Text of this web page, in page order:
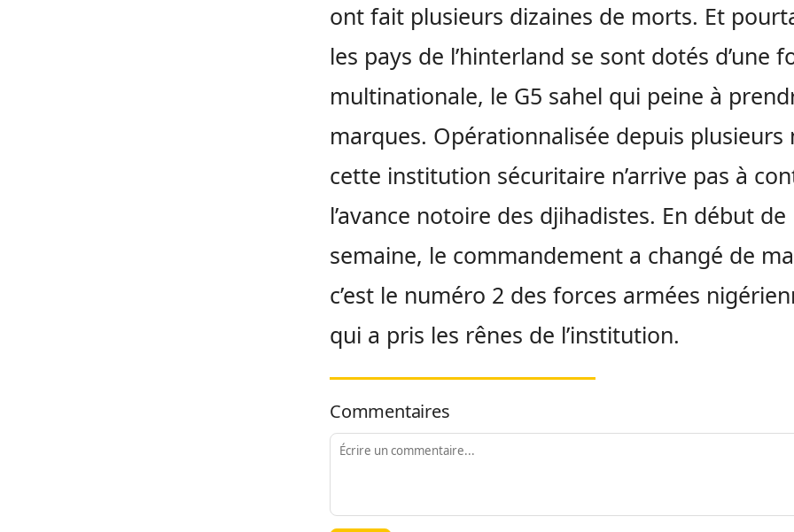
ont fait plusieurs dizaines de morts. Et
les pays de l’hinterland se sont dotés d’une
multinationale, le G5 sahel qui peine à
marques. Opérationnalisée depuis plusieurs
cette institution sécuritaire n’arrive pas à
l’avance notoire des djihadistes. En début de
semaine, le commandement a changé de
c’est le numéro 2 des forces armées
qui a pris les rênes de l’institution.
Commentaires